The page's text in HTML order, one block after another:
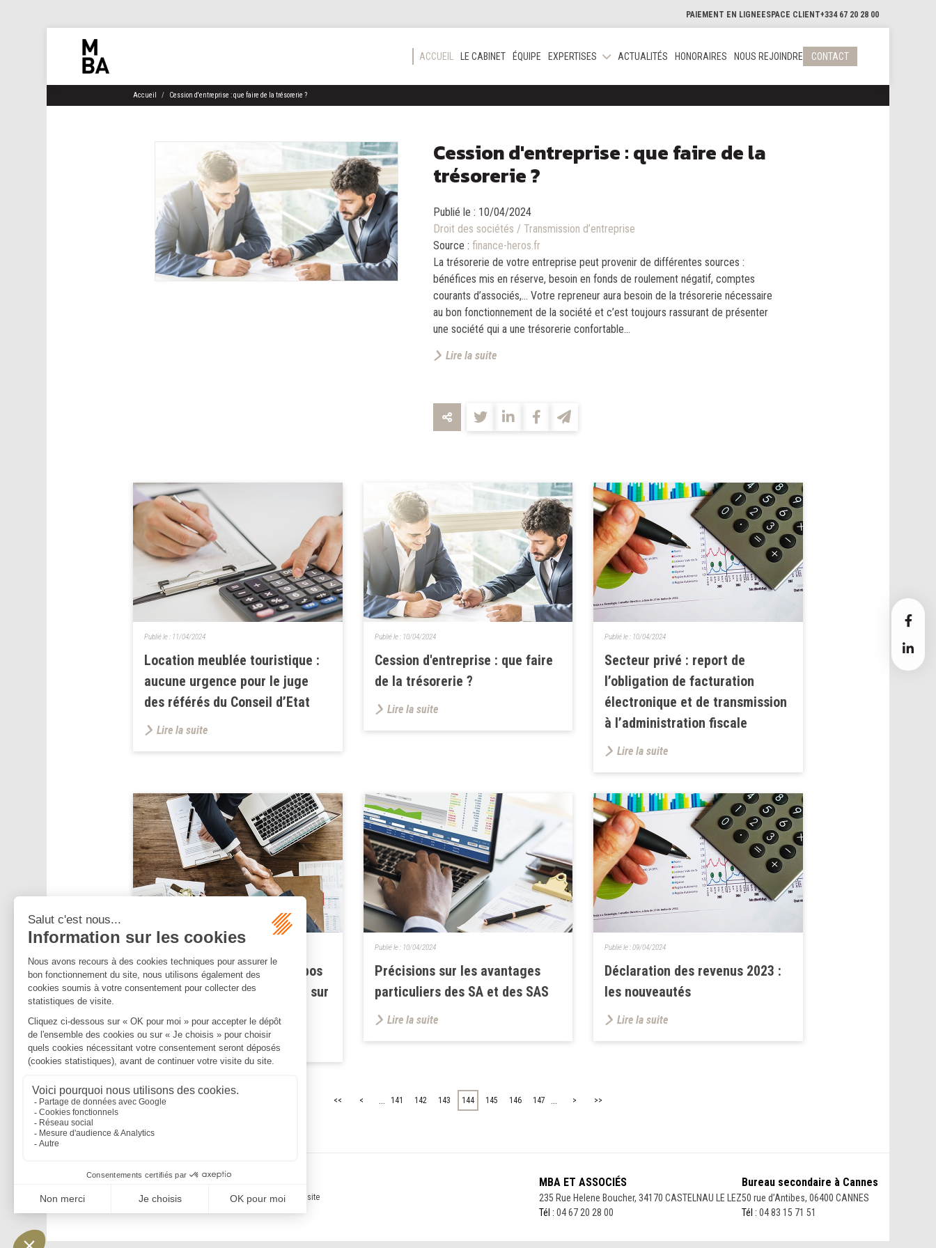
PAIEMENT EN LIGNE ESPACE CLIENT+334 67 20 28 00
ACCUEIL LE CABINET ÉQUIPE EXPERTISES ACTUALITÉS HONORAIRES NOUS REJOINDRE CONTACT
Accueil Cession d'entreprise : que faire de la trésorerie ?
Cession d'entreprise : que faire de la
trésorerie ?
Publié le : 10/04/2024
Droit des sociétés / Transmission d’entreprise
Source : finance-heros.fr
La trésorerie de votre entreprise peut provenir de différentes sources :
bénéfices mis en réserve, besoin en fonds de roulement négatif, comptes
courants d’associés,… Votre repreneur aura besoin de la trésorerie nécessaire
au bon fonctionnement de la société et c’est toujours rassurant de présenter
une société qui a une trésorerie confortable...
Lire la suite
Location meublée touristique :
aucune urgence pour le juge
des référés du Conseil d’Etat
Publié le : 11/04/2024
Lire la suite
Cession d'entreprise : que faire
de la trésorerie ?
Publié le : 10/04/2024
Lire la suite
Secteur privé : report de
l’obligation de facturation
électronique et de transmission
à l’administration fiscale
Publié le : 10/04/2024
Lire la suite
Heures supplémentaires, repos
compensateur et imputation sur
Lire la suite
Précisions sur les avantages
particuliers des SA et des SAS
Publié le : 10/04/2024
Lire la suite
Déclaration des revenus 2023 :
les nouveautés
Publié le :09/04/2024
Lire la suite
<< < ... 141 142 143 144 145 146 147 ... > >>
Mentions légales Politique de confidentialité Politique de cookiesPlan du site
MBA ET ASSOCIÉS
235 Rue Helene Boucher, 34170 CASTELNAU LE LEZ
Tél : 04 67 20 28 00
Bureau secondaire à Cannes
50 rue d’Antibes, 06400 CANNES
Tél : 04 83 15 71 51